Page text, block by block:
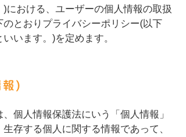
)における、ユーザーの個人情報の取扱
のとおりプライバシーポリシー(以下
いいます。)を定めます。
報)
、個人情報保護法にいう「個人情報」
存する個人に関する情報であって、